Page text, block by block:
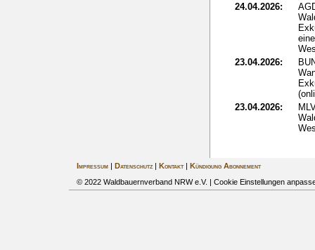
24.04.2026:
23.04.2026:
23.04.2026:
Impressum| Datenschutz| Kontakt|
Kündigung Abonnement
© 2022 Waldbauernverband NRW e.V. | Cookie Einstellungen